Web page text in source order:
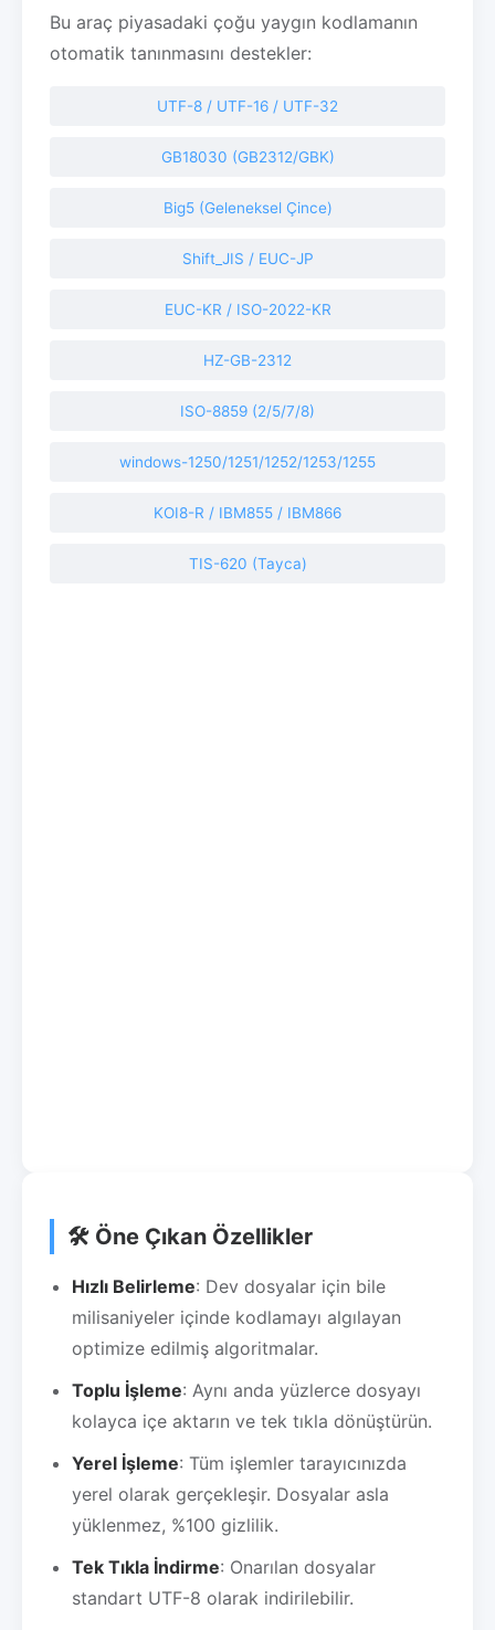
Bu araç piyasadaki çoğu yaygın kodlamanın
otomatik tanınmasını destekler:
UTF-8 / UTF-16 / UTF-32
GB18030 (GB2312/GBK)
Big5 (Geleneksel Çince)
Shift_JIS / EUC-JP
EUC-KR / ISO-2022-KR
HZ-GB-2312
ISO-8859 (2/5/7/8)
windows-1250/1251/1252/1253/1255
KOI8-R / IBM855 / IBM866
TIS-620 (Tayca)
🛠️ Öne Çıkan Özellikler
Hızlı Belirleme: Dev dosyalar için bile
milisaniyeler içinde kodlamayı algılayan
optimize edilmiş algoritmalar.
Toplu İşleme: Aynı anda yüzlerce dosyayı
kolayca içe aktarın ve tek tıkla dönüştürün.
Yerel İşleme: Tüm işlemler tarayıcınızda
yerel olarak gerçekleşir. Dosyalar asla
yüklenmez, %100 gizlilik.
Tek Tıkla İndirme: Onarılan dosyalar
standart UTF-8 olarak indirilebilir.